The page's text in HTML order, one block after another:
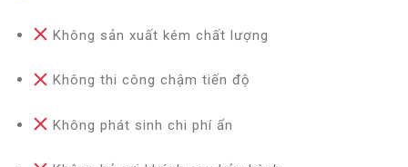
Không sản xuất kém chất lượng
Không thi công chậm tiến độ
Không phát sinh chi phí ẩn